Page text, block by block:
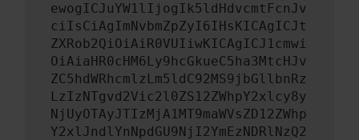
ewogICJuYW1lIjogIk5ldHdvcmtFcnJv
ciIsCiAgImNvbmZpZyI6IHsKICAgICJt
ZXRob2QiOiAiR0VUIiwKICAgICJ1cmwi
OiAiaHR0cHM6Ly9hcGkueC5ha3MtcHJv
ZC5hdWRhcmlzLm5ldC92MS9jbGllbnRz
LzIzNTgvd2Vic2l0ZS12ZWhpY2xlcy8y
NjUyOTAyJTIzMjA1MT9maWVsZD12ZWhp
Y2xlJndlYnNpdGU9NjI2YmEzNDRlNzQ2